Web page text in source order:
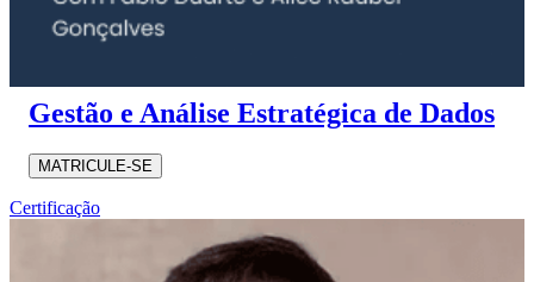
Gestão e Análise Estratégica de Dados
MATRICULE-SE
Certificação